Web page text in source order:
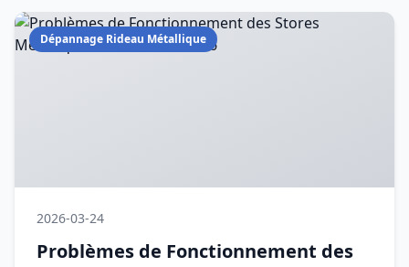
Dépannage Rideau Métallique
2026-03-24
Problèmes de Fonctionnement des